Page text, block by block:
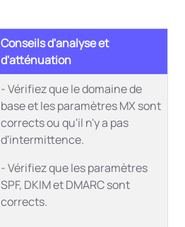
Conseils d'analyse et
d'atténuation
- Vérifiez que le domaine de
base et les paramètres MX sont
corrects ou qu'il n'y a pas
d'intermittence.
- Vérifiez que les paramètres
SPF, DKIM et DMARC sont
corrects.